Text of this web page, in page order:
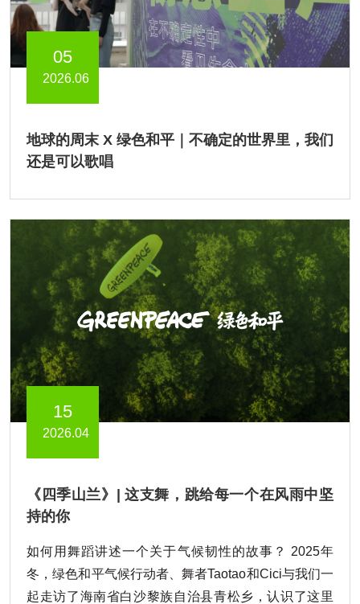
05
2026.06
地球的周末 X 绿色和平｜不确定的世界里，我们
还是可以歌唱
15
2026.04
《四季山兰》| 这支舞，跳给每一个在风雨中坚
持的你
如何用舞蹈讲述一个关于气候韧性的故事？ 2025年
冬，绿色和平气候行动者、舞者Taotao和Cici与我们一
起走访了海南省白沙黎族自治县青松乡，认识了这里